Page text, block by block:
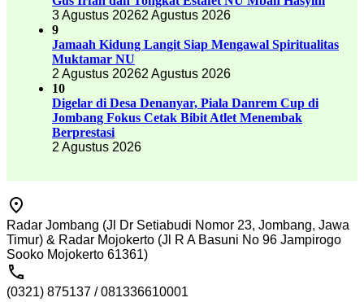
3 Agustus 20262 Agustus 2026
9
Jamaah Kidung Langit Siap Mengawal Spiritualitas
Muktamar NU
2 Agustus 20262 Agustus 2026
10
Digelar di Desa Denanyar, Piala Danrem Cup di
Jombang Fokus Cetak Bibit Atlet Menembak
Berprestasi
2 Agustus 2026
Radar Jombang (Jl Dr Setiabudi Nomor 23, Jombang, Jawa
Timur) & Radar Mojokerto (Jl R A Basuni No 96 Jampirogo
Sooko Mojokerto 61361)
(0321) 875137 / 081336610001